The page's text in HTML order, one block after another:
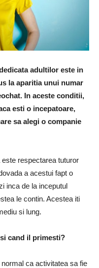
adultilor este in
la aparitia unui numar
In aceste conditii,
esti o incepatoare,
sa alegi o companie
respectarea tuturor
a acestui fapt o
inca de la inceputul
le contin. Acestea iti
si lung.
cand il primesti?
ca activitatea sa fie